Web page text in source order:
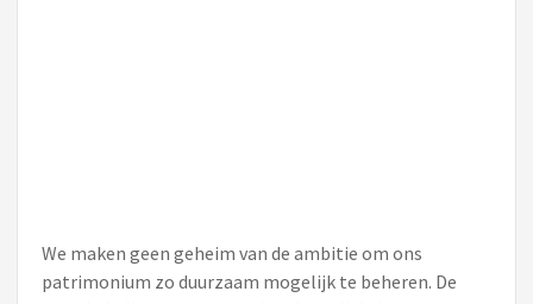
We maken geen geheim van de ambitie om ons
patrimonium zo duurzaam mogelijk te beheren. De